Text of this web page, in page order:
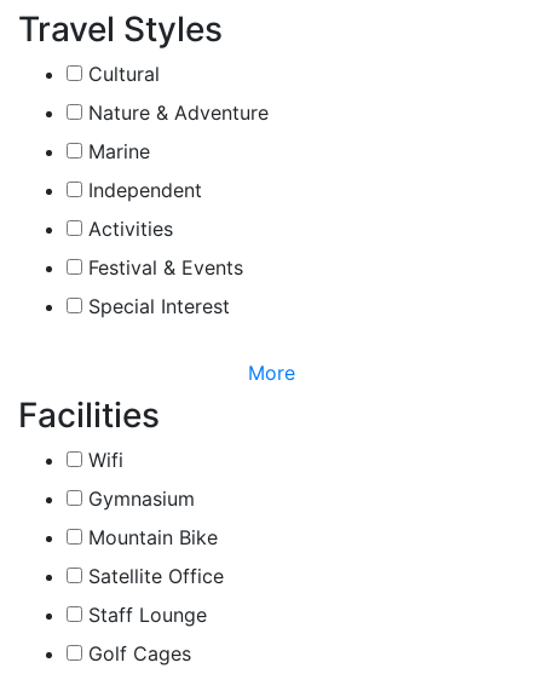
Travel Styles
Cultural
Nature & Adventure
Marine
Independent
Activities
Festival & Events
Special Interest
More
Facilities
Wifi
Gymnasium
Mountain Bike
Satellite Office
Staff Lounge
Golf Cages